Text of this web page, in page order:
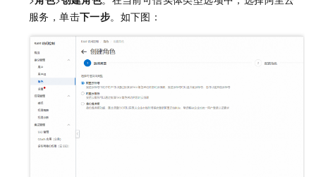
服务，单击下一步。如下图：